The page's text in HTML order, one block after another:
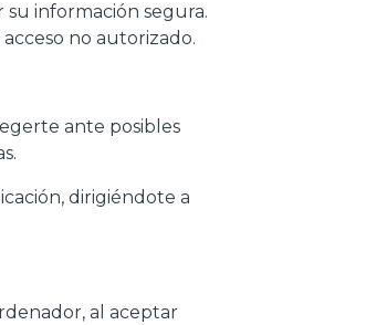
información segura.
no autorizado.
ante posibles
dirigiéndote a
al aceptar